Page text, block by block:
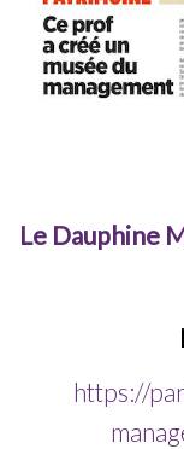
Le Dauphine
https://